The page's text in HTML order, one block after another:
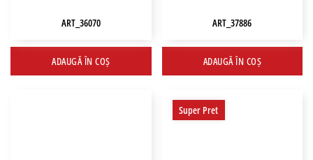
ART_36070
ADAUGĂ ÎN COȘ
ART_37886
ADAUGĂ ÎN COȘ
Super Pret